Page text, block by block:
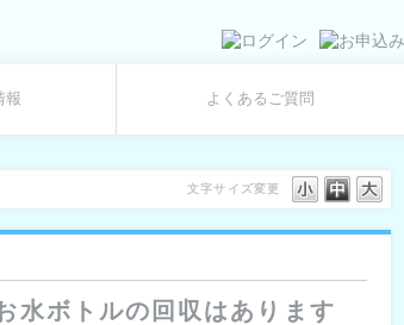
報 よくあるご質問
文字サイズ変更
水ボトルの回収はあります